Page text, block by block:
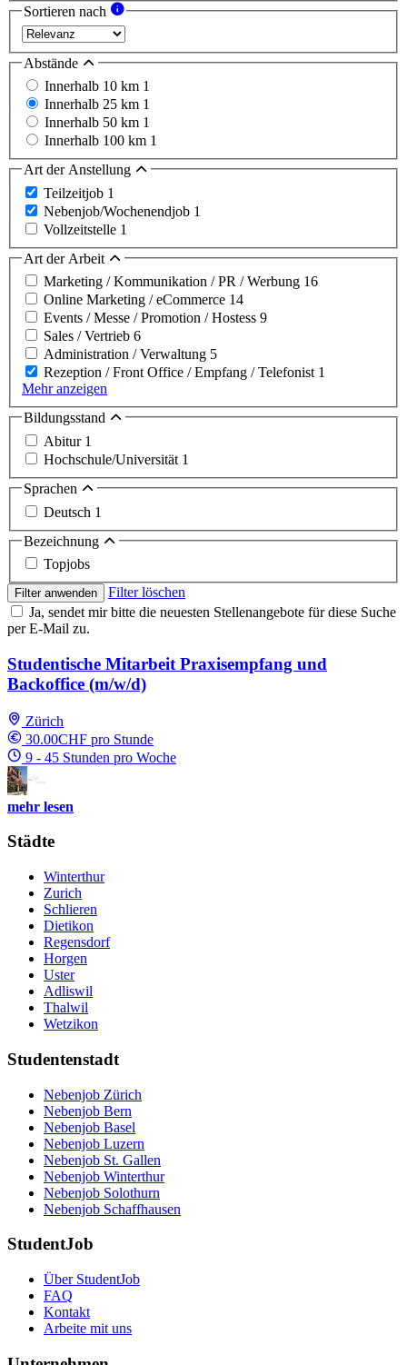
Sortieren nach
Abstände
Innerhalb 10 km 1
Innerhalb 25 km 1
Innerhalb 50 km 1
Innerhalb 100 km 1
Art der Anstellung
Teilzeitjob 1
Nebenjob/Wochenendjob 1
Vollzeitstelle 1
Art der Arbeit
Marketing / Kommunikation / PR / Werbung 16
Online Marketing / eCommerce 14
Events / Messe / Promotion / Hostess 9
Sales / Vertrieb 6
Administration / Verwaltung 5
Rezeption / Front Office / Empfang / Telefonist 1
Mehr anzeigen
Bildungsstand
Abitur 1
Hochschule/Universität 1
Sprachen
Deutsch 1
Bezeichnung
Topjobs
Filter anwenden
Filter löschen
Ja, sendet mir bitte die neuesten Stellenangebote für diese Suche
per E-Mail zu.
Studentische Mitarbeit Praxisempfang und
Backoffice (m/w/d)
Zürich
30.00CHF pro Stunde
9 - 45 Stunden pro Woche
mehr lesen
Städte
Winterthur
Zurich
Schlieren
Dietikon
Regensdorf
Horgen
Uster
Adliswil
Thalwil
Wetzikon
Studentenstadt
Nebenjob Zürich
Nebenjob Bern
Nebenjob Basel
Nebenjob Luzern
Nebenjob St. Gallen
Nebenjob Winterthur
Nebenjob Solothurn
Nebenjob Schaffhausen
StudentJob
Über StudentJob
FAQ
Kontakt
Arbeite mit uns